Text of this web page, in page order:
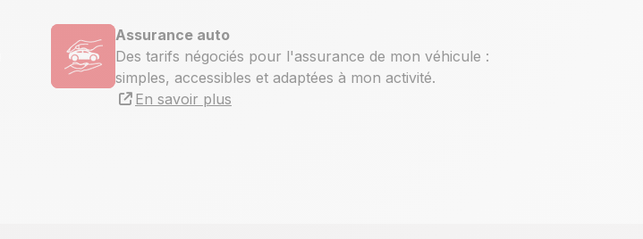
Assurance auto
Des tarifs négociés pour l'assurance de mon véhicule :
simples, accessibles et adaptées à mon activité.
En savoir plus